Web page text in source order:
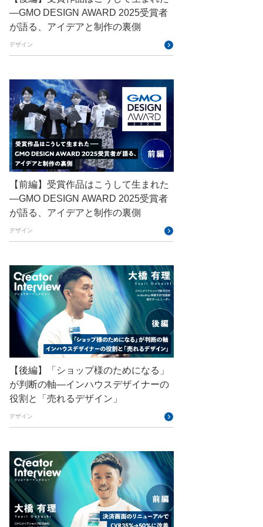
DevRel DevSecOpsThon
EXPERT CROSS
GMO AI＆ロボティクス商事
GMO AIR GMO DESIGN AWARD
GMO Developers Day
GMO Developers Night
GMO Flatt Security
GMO GPUクラウド
GMO Hacking Night
GMOアドパートナーズ
GMOアドマーケティング
GMOインターネット
GMOインターネットグループ
GMOインターネットグループ陸上部
GMOグローバルサイン
GMOコネクト
GMOサイバーセキュリティ byイエラエ
GMOブランドセキュリティ
GMOペイメントゲートウェイ
GMOペパボ GMOメイクショップ
—GMO DESIGN AWARD 2025受賞者
が語る、アイデアと制作の裏側
デザイン
【前編】受賞作品はこうして生まれた
—GMO DESIGN AWARD 2025受賞者
が語る、アイデアと制作の裏側
デザイン
【後編】「ショップ様のためになる」
が判断の軸―インハウスデザイナーの
役割と「売れるデザイン」
デザイン